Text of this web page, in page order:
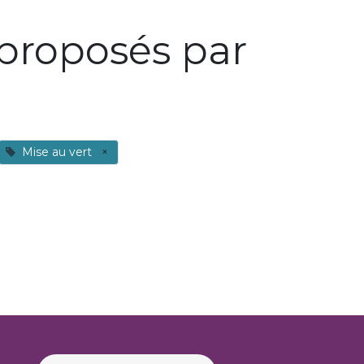
par
Mise au vert ×